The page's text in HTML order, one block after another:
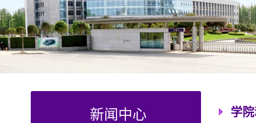
学院制度 副教授
讲师及其他
行政管理
教
新
新闻中心 学